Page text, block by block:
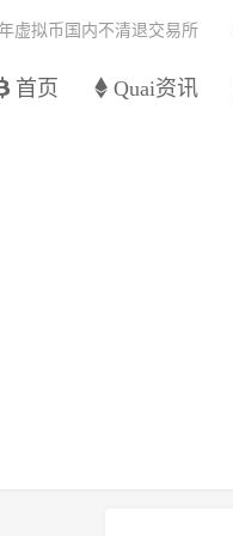
首页 Quai资讯
虚拟币国内不清退交易所